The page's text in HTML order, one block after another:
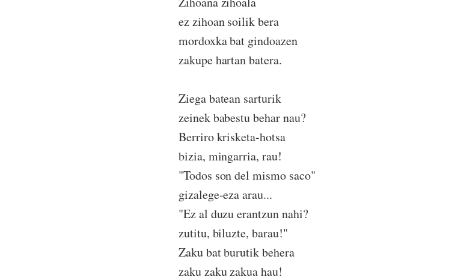
ez zihoan soilik bera
mordoxka bat gindoazen
zakupe hartan batera.
Ziega batean sarturik
zeinek babestu behar nau?
Berriro krisketa-hotsa
bizia, mingarria, rau!
"Todos son del mismo saco"
gizalege-eza arau...
"Ez al duzu erantzun nahi?
zutitu, biluzte, barau!"
Zaku bat burutik behera
zaku zaku zakua hau!